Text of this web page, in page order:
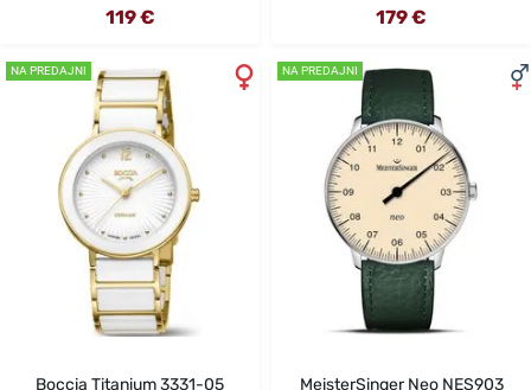
119 € 179 €
NA PREDAJNI
Boccia Titanium 3331-05
NA PREDAJNI
MeisterSinger Neo NES903